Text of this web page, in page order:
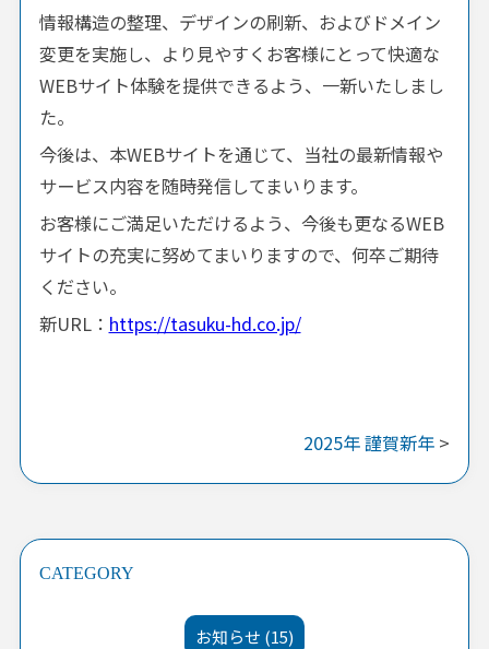
情報構造の整理、デザインの刷新、およびドメイン
変更を実施し、より見やすくお客様にとって快適な
WEBサイト体験を提供できるよう、一新いたしまし
た。
今後は、本WEBサイトを通じて、当社の最新情報や
サービス内容を随時発信してまいります。
お客様にご満足いただけるよう、今後も更なるWEB
サイトの充実に努めてまいりますので、何卒ご期待
ください。
新URL： https://tasuku-hd.co.jp/
2025年 謹賀新年 >
CATEGORY
お知らせ (15)